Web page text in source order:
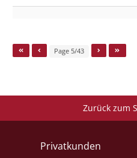
Page 5/43
Zurück zum
Privatkunden